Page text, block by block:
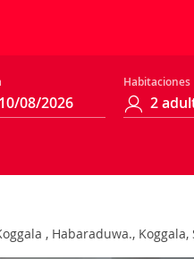
Habitaciones
, Habaraduwa.,